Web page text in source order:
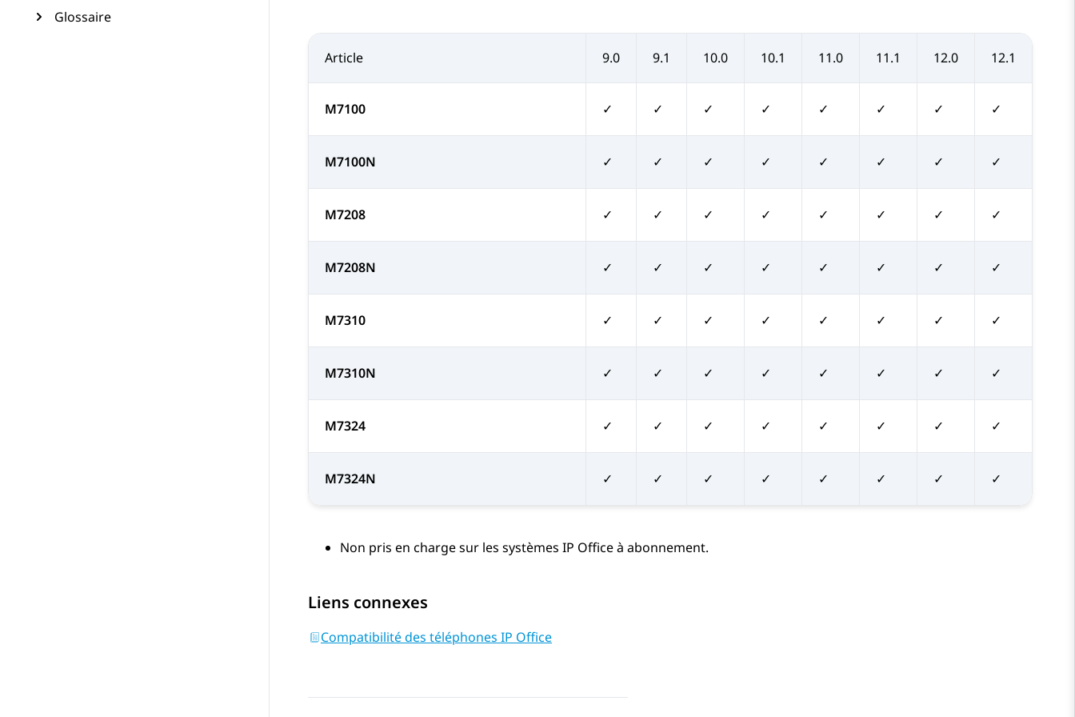
Glossaire
Article 9.0 9.1 10.0 10.1 11.0 11.1 12.0 12.1
M7100 ✓ ✓ ✓ ✓ ✓ ✓ ✓ ✓
M7100N ✓ ✓ ✓ ✓ ✓ ✓ ✓ ✓
M7208 ✓ ✓ ✓ ✓ ✓ ✓ ✓ ✓
M7208N ✓ ✓ ✓ ✓ ✓ ✓ ✓ ✓
M7310 ✓ ✓ ✓ ✓ ✓ ✓ ✓ ✓
M7310N ✓ ✓ ✓ ✓ ✓ ✓ ✓ ✓
M7324 ✓ ✓ ✓ ✓ ✓ ✓ ✓ ✓
M7324N ✓ ✓ ✓ ✓ ✓ ✓ ✓ ✓
Non pris en charge sur les systèmes IP Officeà abonnement.
Liens connexes
Compatibilité des téléphones IP Office